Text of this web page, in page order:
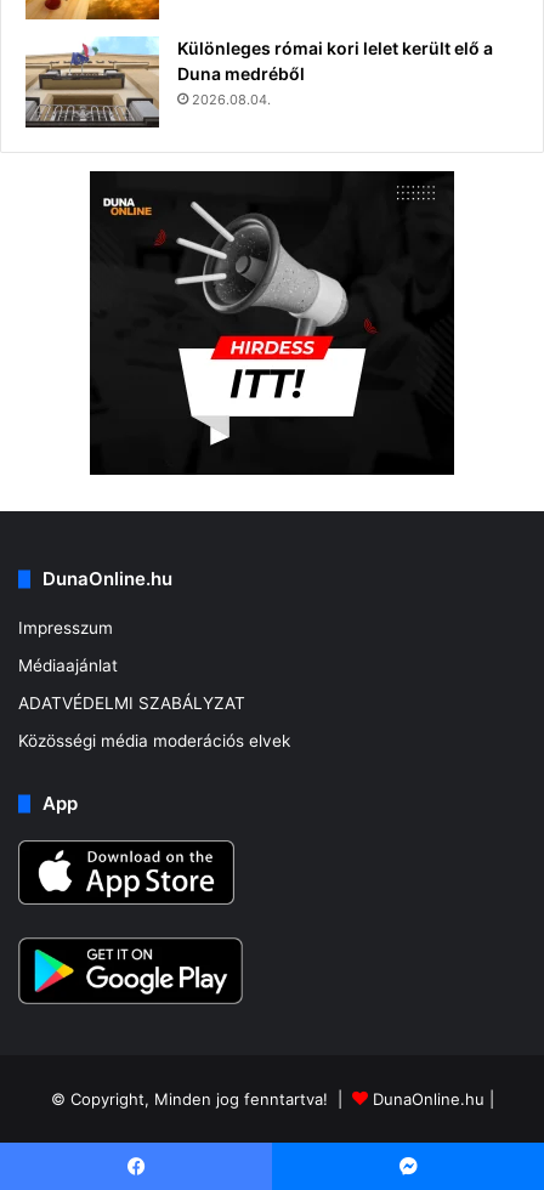
Különleges római kori lelet került elő a
Duna medréből
2026.08.04.
DunaOnline.hu
Impresszum
Médiaajánlat
ADATVÉDELMI SZABÁLYZAT
Közösségi média moderációs elvek
App
© Copyright, Minden jog fenntartva! | DunaOnline.hu